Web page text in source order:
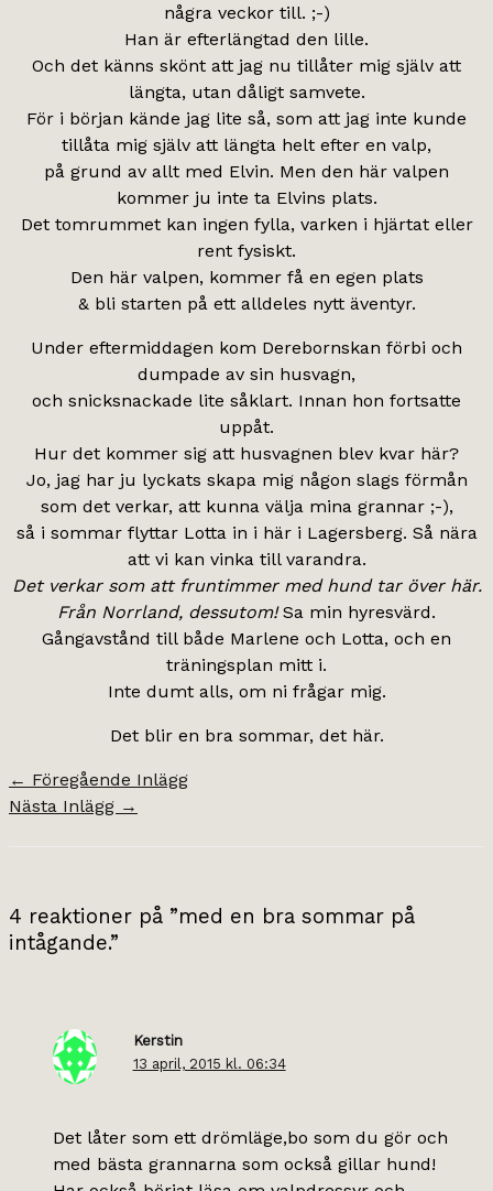
några veckor till. ;-)
Han är efterlängtad den lille.
Och det känns skönt att jag nu tillåter mig själv att
längta, utan dåligt samvete.
För i början kände jag lite så, som att jag inte kunde
tillåta mig själv att längta helt efter en valp,
på grund av allt med Elvin. Men den här valpen
kommer ju inte ta Elvins plats.
Det tomrummet kan ingen fylla, varken i hjärtat eller
rent fysiskt.
Den här valpen, kommer få en egen plats
& bli starten på ett alldeles nytt äventyr.
Under eftermiddagen kom Derebornskan förbi och
dumpade av sin husvagn,
och snicksnackade lite såklart. Innan hon fortsatte
uppåt.
Hur det kommer sig att husvagnen blev kvar här?
Jo, jag har ju lyckats skapa mig någon slags förmån
som det verkar, att kunna välja mina grannar ;-),
så i sommar flyttar Lotta in i här i Lagersberg. Så nära
att vi kan vinka till varandra.
Det verkar som att fruntimmer med hund tar över här.
Från Norrland, dessutom!Sa min hyresvärd.
Gångavstånd till både Marlene och Lotta, och en
träningsplan mitt i.
Inte dumt alls, om ni frågar mig.
Det blir en bra sommar, det här.
← Föregående Inlägg
Nästa Inlägg →
4 reaktioner på ”med en bra sommar på
intågande.”
Kerstin
13 april, 2015 kl. 06:34
Det låter som ett drömläge,bo som du gör och
med bästa grannarna som också gillar hund!